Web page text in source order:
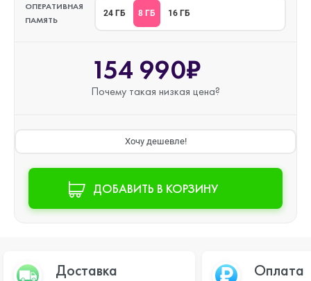
ОПЕРАТИВНАЯ
ПАМЯТЬ
24 ГБ 8 ГБ 16 ГБ
154 990₽
Почему такая низкая цена?
Хочу дешевле!
ДОБАВИТЬ В КОРЗИНУ
Доставка Оплата